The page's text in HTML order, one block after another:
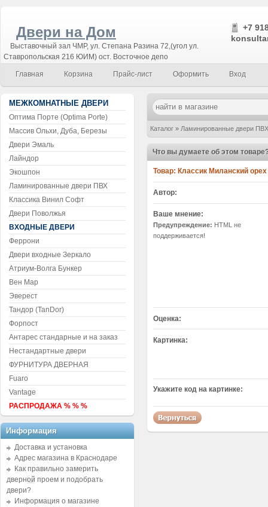
Двери на Дом
Выставочный зал ЧМР, ул. Степана Разина 72,(угол ул.
Ставропольская 216 ЮИМ) ост. Восточное депо
+7
Главная Корзина Прайс-лист Оформить Вход
Каталог » Ламинированные двери ПВХ
Что вы думаете об этом
Товар:
Автор:
Ваше мнение:
Предупреждение: HTML не
поддерживается!
Оценка:
Картинка:
Укажите код на картинке:
МЕЖКОМНАТНЫЕ ДВЕРИ
Оптима Порте (Optima Porte)
Массив Ольхи, Дуба, Березы
Двери Эмаль
Лайндор
Экошпон
Ламинированные двери ПВХ
Классика Винил Софт
Двери Поволжья
ВХОДНЫЕ ДВЕРИ
Феррони
Двери входные Зеркало
Атриум-Волга Бункер
Вен Мар
Эверест
Тандор (TanDor)
Форпост
Антарес стандарные и на заказ
Нестандартные двери
ФУРНИТУРА ДВЕРНАЯ
Fuaro
Vantage
РАСПРОДАЖА % % %
Информация
Доставка и установка
Адрес магазина в Краснодаре
Как правильно замерить
дверной проем и подобрать
двери?
Информация о магазине